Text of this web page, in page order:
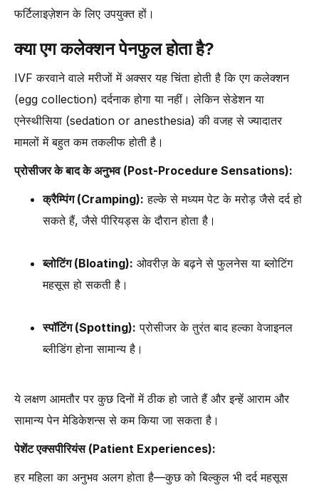
फर्टिलाइज़ेशन के लिए उपयुक्त हों।
क्या एग कलेक्शन पेनफुल होता है?
IVF करवाने वाले मरीजों में अक्सर यह चिंता होती है कि एग कलेक्शन
(egg collection) दर्दनाक होगा या नहीं। लेकिन सेडेशन या
एनेस्थीसिया (sedation or anesthesia) की वजह से ज्यादातर
मामलों में बहुत कम तकलीफ होती है।
प्रोसीजर के बाद के अनुभव (Post-Procedure Sensations):
क्रैम्पिंग (Cramping): हल्के से मध्यम पेट के मरोड़ जैसे दर्द हो
सकते हैं, जैसे पीरियड्स के दौरान होता है।
ब्लोटिंग (Bloating): ओवरीज़ के बढ़ने से फुलनेस या ब्लोटिंग
महसूस हो सकती है।
स्पॉटिंग (Spotting): प्रोसीजर के तुरंत बाद हल्का वेजाइनल
ब्लीडिंग होना सामान्य है।
ये लक्षण आमतौर पर कुछ दिनों में ठीक हो जाते हैं और इन्हें आराम और
सामान्य पेन मेडिकेशन्स से कम किया जा सकता है।
पेशेंट एक्सपीरियंस (Patient Experiences):
हर महिला का अनुभव अलग होता है—कुछ को बिल्कुल भी दर्द महसूस